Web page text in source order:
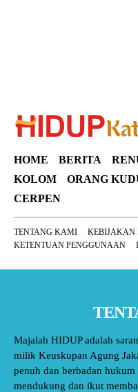
HOME BERITA
KOLOM
ORANG
CERPEN
TENTANG KAMI
KEBIJAKAN
KETENTUAN PENGGUNAAN
Majalah HIDUP adalah
milik Keuskupan Agung
penuh dan berbadan
mendukung dan ikut